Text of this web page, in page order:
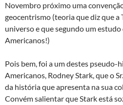
Novembro próximo uma
geocentrismo (teoria que diz que a
universo e que segundo um
Americanos!)
Pois bem, foi a um destes
Americanos, Rodney Stark, que o
da história que apresenta na sua
Convém salientar que Stark está